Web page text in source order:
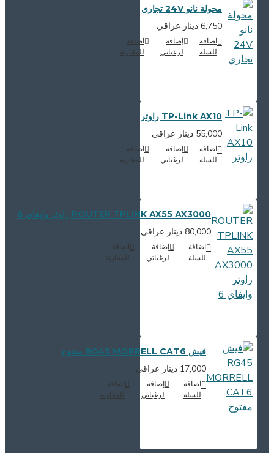
محولة نانو 24V تجاري
6,750 دينار عراقي
اضافة
للسلة
إضافة
لرغباتي
اضافة
للمقارنة
TP-Link AX10 راوتر
55,000 دينار عراقي
اضافة
للسلة
إضافة
لرغباتي
اضافة
للمقارنة
ROUTER TPLINK AX55 AX3000 راوتر وايفاي 6
80,000 دينار عراقي
اضافة
إضافة
لرغباتي
للمقارنة
فيش RG45 MORRELL CAT6 مفتوح
17,000 دينار عراقي
اضافة
إضافة
لرغباتي
للمقارنة